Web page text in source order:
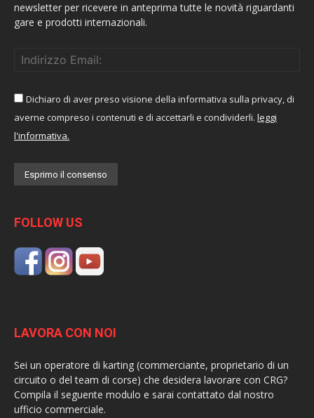
newsletter per ricevere in anteprima tutte le novità riguardanti
gare e prodotti internazionali.
Dichiaro di aver preso visione della informativa sulla privacy, di
averne compreso i contenuti e di accettarli e condividerli. leggi
l'informativa.
FOLLOW US
LAVORA CON NOI
Sei un operatore di karting (commerciante, proprietario di un
circuito o del team di corse) che desidera lavorare con CRG?
Compila il seguente modulo e sarai contattato dal nostro
ufficio commerciale.